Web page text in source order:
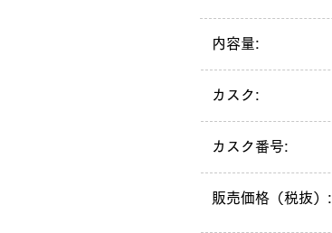
内容量:
カスク:
カスク番号:
販売価格（税抜）: